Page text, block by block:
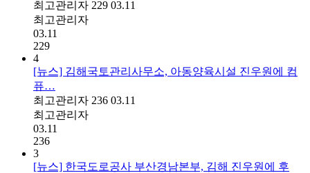
최고관리자 229 03.11
최고관리자
03.11
229
4
[뉴스] 김해국토관리사무소, 아동양육시설 진우원에 컴
퓨…
최고관리자 236 03.11
최고관리자
03.11
236
3
[뉴스] 한국도로공사 부산경남본부, 김해 진우원에 후